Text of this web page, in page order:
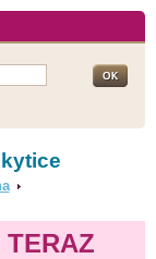
TERAZ